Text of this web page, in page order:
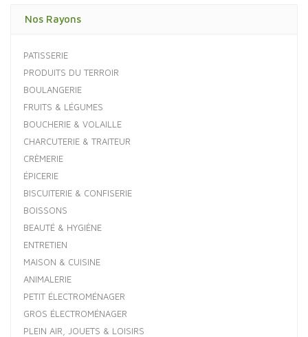
Nos Rayons
PATISSERIE
PRODUITS DU TERROIR
BOULANGERIE
FRUITS & LÉGUMES
BOUCHERIE & VOLAILLE
CHARCUTERIE & TRAITEUR
CRÈMERIE
ÉPICERIE
BISCUITERIE & CONFISERIE
BOISSONS
BEAUTÉ & HYGIÈNE
ENTRETIEN
MAISON & CUISINE
ANIMALERIE
PETIT ÉLECTROMÉNAGER
GROS ÉLECTROMÉNAGER
PLEIN AIR, JOUETS & LOISIRS